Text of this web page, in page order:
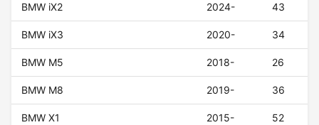
BMW iX2 2024- 43
BMW iX3 2020- 34
BMW M5 2018- 26
BMW M8 2019- 36
BMW X1 2015- 52